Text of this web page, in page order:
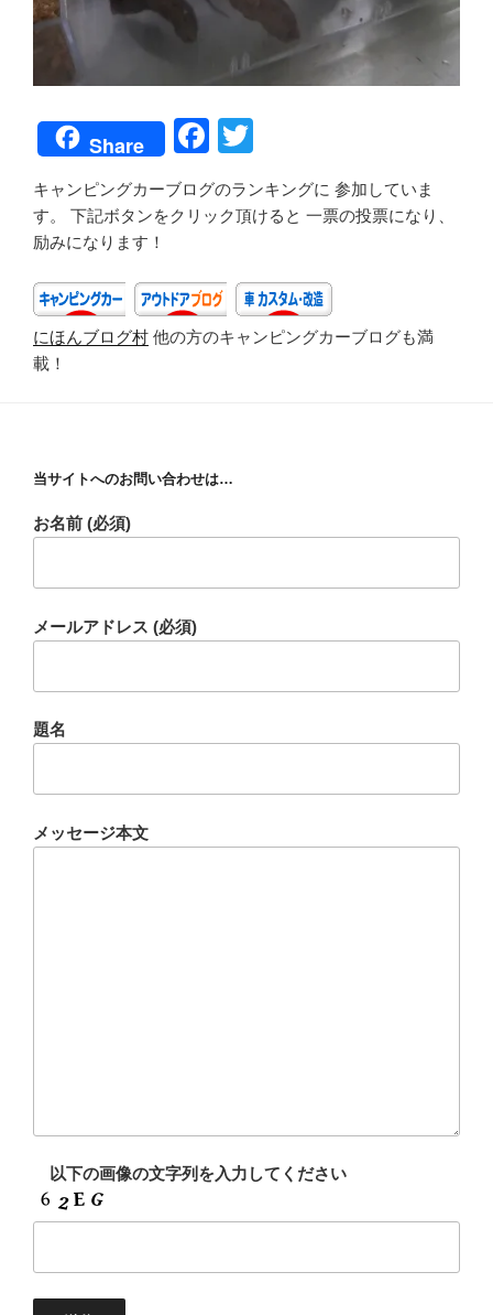
Share
F
a
c
b
o
o
tt
キャンピングカーブログのランキングに 参加していま
す。 下記ボタンをクリック頂けると 一票の投票になり、
励みになります！
にほんブログ村 他の方のキャンピングカーブログも満
載！
当サイトへのお問い合わせは…
お名前 (必須)
メールアドレス (必須)
題名
メッセージ本文
以下の画像の文字列を入力してください